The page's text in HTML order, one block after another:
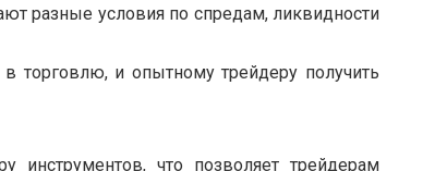
разные условия по спредам, ликвидности
торговлю, и опытному трейдеру получить
инструментов, что позволяет трейдерам